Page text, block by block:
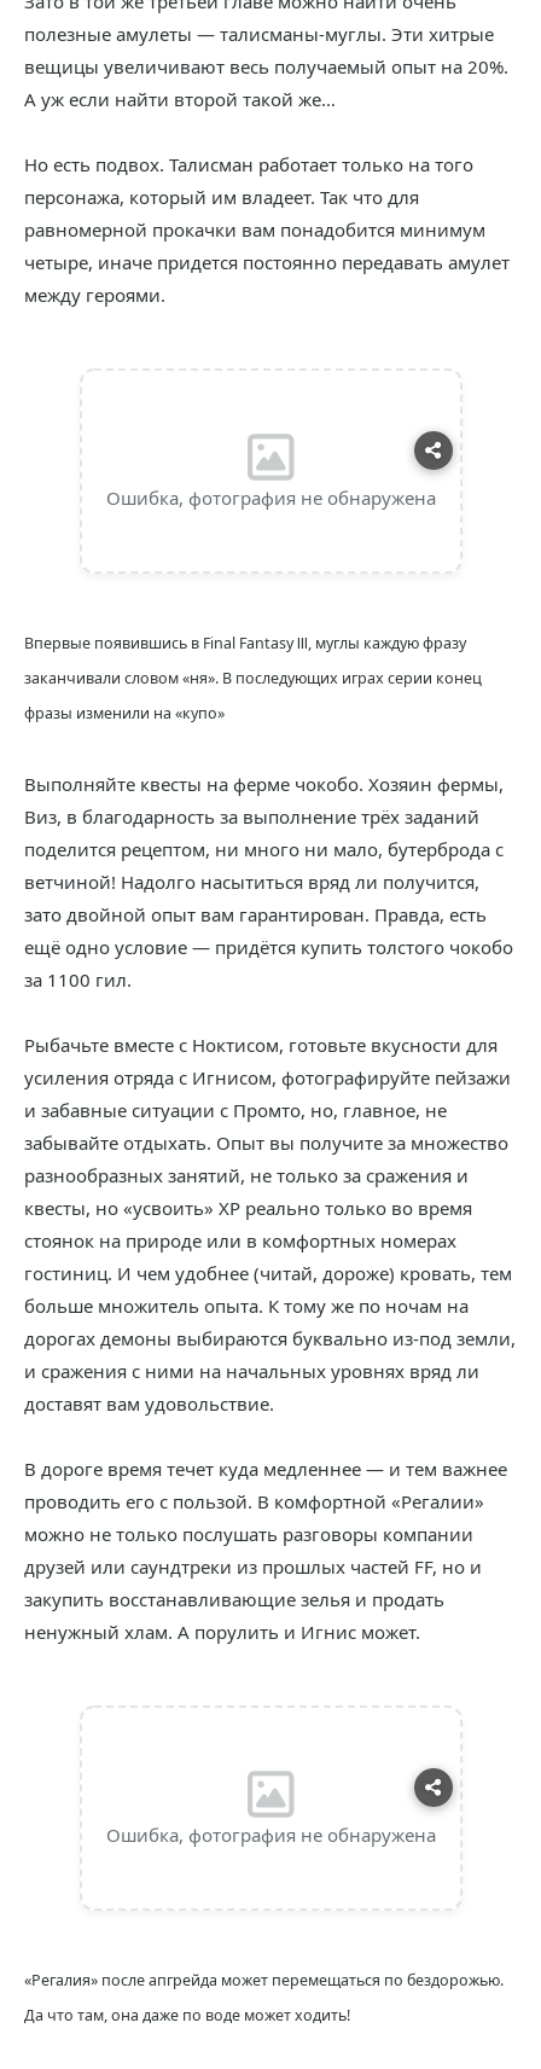
полезные амулеты — талисманы-муглы. Эти хитрые
вещицы увеличивают весь получаемый опыт на 20%.
А уж если найти второй такой же…
Но есть подвох. Талисман работает только на того
персонажа, который им владеет. Так что для
равномерной прокачки вам понадобится минимум
четыре, иначе придется постоянно передавать амулет
между героями.
Ошибка, фотография не обнаружена
Впервые появившись в Final Fantasy Ⅲ, муглы каждую фразу
заканчивали словом «ня». В последующих играх серии конец
фразы изменили на «купо»
Выполняйте квесты на ферме чокобо. Хозяин фермы,
Виз, в благодарность за выполнение трёх заданий
поделится рецептом, ни много ни мало, бутерброда с
ветчиной! Надолго насытиться вряд ли получится,
зато двойной опыт вам гарантирован. Правда, есть
ещё одно условие — придётся купить толстого чокобо
за 1100 гил.
Рыбачьте вместе с Ноктисом, готовьте вкусности для
усиления отряда с Игнисом, фотографируйте пейзажи
и забавные ситуации с Промто, но, главное, не
забывайте отдыхать. Опыт вы получите за множество
разнообразных занятий, не только за сражения и
квесты, но «усвоить» XP реально только во время
стоянок на природе или в комфортных номерах
гостиниц. И чем удобнее (читай, дороже) кровать, тем
больше множитель опыта. К тому же по ночам на
дорогах демоны выбираются буквально из-под земли,
и сражения с ними на начальных уровнях вряд ли
доставят вам удовольствие.
В дороге время течет куда медленнее — и тем важнее
проводить его с пользой. В комфортной «Регалии»
можно не только послушать разговоры компании
друзей или саундтреки из прошлых частей FF, но и
закупить восстанавливающие зелья и продать
ненужный хлам. А порулить и Игнис может.
Ошибка, фотография не обнаружена
«Регалия» после апгрейда может перемещаться по бездорожью.
Да что там, она даже по воде может ходить!